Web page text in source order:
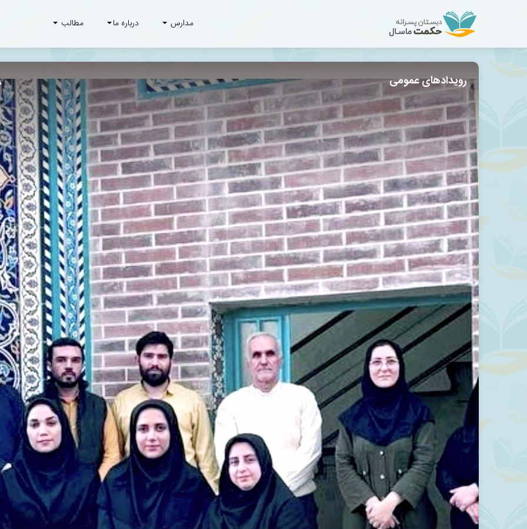
مدارس درباره ما مطالب
رویدادهای عمومی